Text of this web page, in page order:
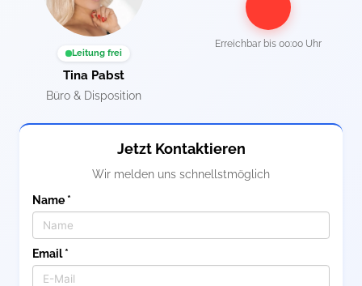
Leitung frei
Tina Pabst
Büro & Disposition
Erreichbar bis 00:00 Uhr
Jetzt Kontaktieren
Wir melden uns schnellstmöglich
Name *
Email *